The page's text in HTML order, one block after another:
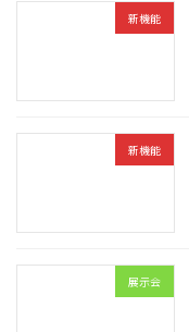
新機能
新機能
展示会